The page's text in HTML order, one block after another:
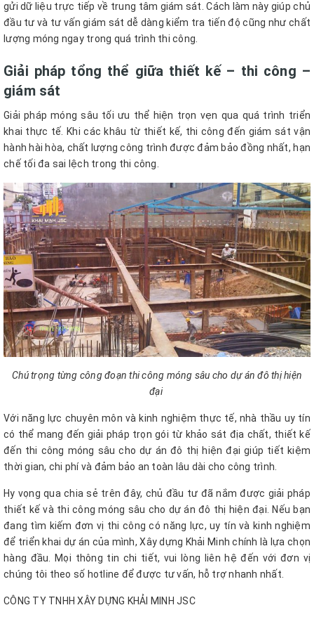
gửi dữ liệu trực tiếp về trung tâm giám sát. Cách làm này giúp chủ
đầu tư và tư vấn giám sát dễ dàng kiểm tra tiến độ cũng như chất
lượng móng ngay trong quá trình thi công.
Giải pháp tổng thể giữa thiết kế – thi công –
giám sát
Giải pháp móng sâu tối ưu thể hiện trọn vẹn qua quá trình triển
khai thực tế. Khi các khâu từ thiết kế, thi công đến giám sát vận
hành hài hòa, chất lượng công trình được đảm bảo đồng nhất, hạn
chế tối đa sai lệch trong thi công.
Chú trọng từng công đoạn thi công móng sâu cho dự án đô thị hiện
đại
Với năng lực chuyên môn và kinh nghiệm thực tế, nhà thầu uy tín
có thể mang đến giải pháp trọn gói từ khảo sát địa chất, thiết kế
đến thi công móng sâu cho dự án đô thị hiện đại giúp tiết kiệm
thời gian, chi phí và đảm bảo an toàn lâu dài cho công trình.
Hy vọng qua chia sẻ trên đây, chủ đầu tư đã nắm được giải pháp
thiết kế và thi công móng sâu cho dự án đô thị hiện đại. Nếu bạn
đang tìm kiếm đơn vị thi công có năng lực, uy tín và kinh nghiệm
để triển khai dự án của mình, Xây dựng Khải Minh chính là lựa chọn
hàng đầu. Mọi thông tin chi tiết, vui lòng liên hệ đến với đơn vị
chúng tôi theo số hotline để được tư vấn, hỗ trợ nhanh nhất.
CÔNG TY TNHH XÂY DỰNG KHẢI MINH JSC